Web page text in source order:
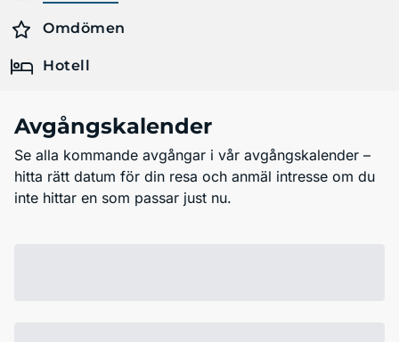
Omdömen
Hotell
Avgångskalender
Se alla kommande avgångar i vår avgångskalender –
hitta rätt datum för din resa och anmäl intresse om du
inte hittar en som passar just nu.